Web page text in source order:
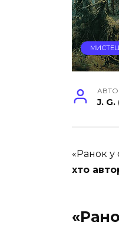
J.
«Ранок у
хто